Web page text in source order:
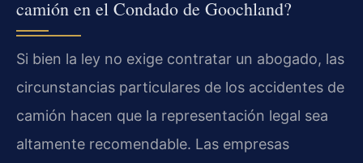
camión en el Condado de Goochland?
Si bien la ley no exige contratar un abogado, las
circunstancias particulares de los accidentes de
camión hacen que la representación legal sea
altamente recomendable. Las empresas